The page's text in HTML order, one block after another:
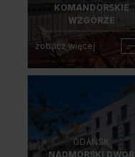
KOMANDORSKIE
WZGÓRZE
zobacz więcej
GDAŃSK
NADMORSKI DWÓR